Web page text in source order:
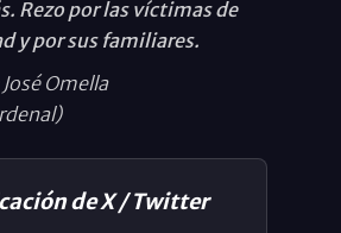
Rezo por las víctimas de
y por sus familiares.
Omella
de X / Twitter